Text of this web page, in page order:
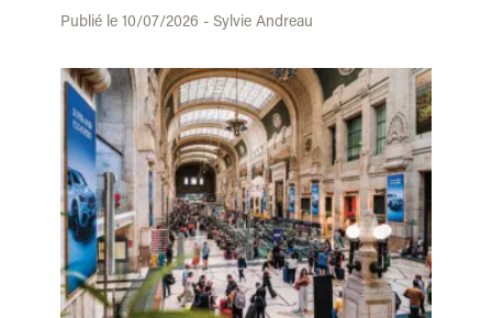
Publié le 10/07/2026 - Sylvie Andreau